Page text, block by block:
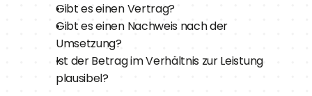
Gibt es einen Vertrag?
Gibt es einen Nachweis nach der
Umsetzung?
Ist der Betrag im Verhältnis zur Leistung
plausibel?